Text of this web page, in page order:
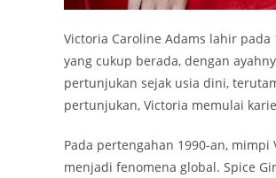
Victoria Caroline Adams lahir pada
yang cukup berada, dengan
pertunjukan sejak usia dini,
pertunjukan, Victoria memulai
Pada pertengahan 1990-an,
menjadi fenomena global. Spice